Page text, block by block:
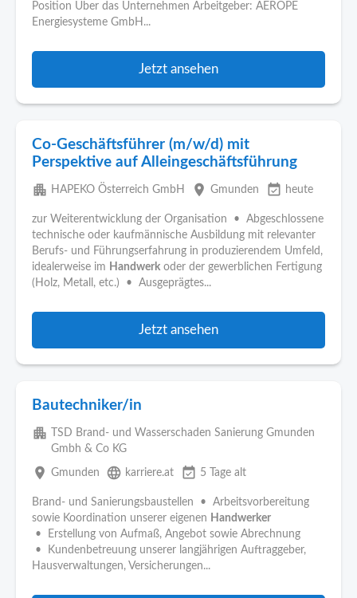
Position Über das Unternehmen Arbeitgeber: AEROPE
Energiesysteme GmbH...
Jetzt ansehen
Co-Geschäftsführer (m/w/d) mit
Perspektive auf Alleingeschäftsführung
apartment HAPEKO Österreich GmbH place Gmunden event_available heute
zur Weiterentwicklung der Organisation • Abgeschlossene
technische oder kaufmännische Ausbildung mit relevanter
Berufs- und Führungserfahrung in produzierendem Umfeld,
idealerweise im Handwerk oder der gewerblichen Fertigung
(Holz, Metall, etc.) • Ausgeprägtes...
Jetzt ansehen
Bautechniker/in
apartment
TSD Brand- und Wasserschaden Sanierung Gmunden
Gmbh & Co KG
place Gmunden language karriere.at event_available 5 Tage alt
Brand- und Sanierungsbaustellen • Arbeitsvorbereitung
sowie Koordination unserer eigenen Handwerker
• Erstellung von Aufmaß, Angebot sowie Abrechnung
• Kundenbetreuung unserer langjährigen Auftraggeber,
Hausverwaltungen, Versicherungen...